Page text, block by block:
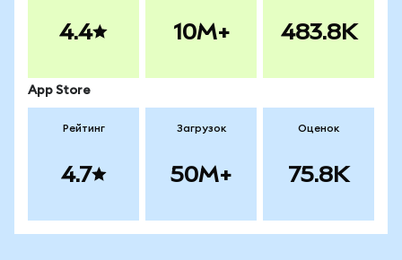
4.4 10M+ 483.8K
App Store
Рейтинг
4.7
Загрузок
50M+
Оценок
75.8K